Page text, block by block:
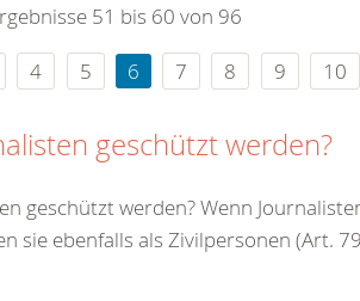
51 bis 60 von 96
4 5 6 7 8 9 10
geschützt werden?
geschützt werden? Wenn
sie ebenfalls als Zivilpersonen (Art.